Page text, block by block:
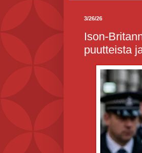
3/26/26
Ison-
puutteista